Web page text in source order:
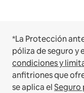
*La Protección
póliza de seguro y
condiciones y
anfitriones que
se aplica elSeguro